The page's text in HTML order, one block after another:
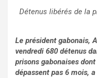
Détenus libérés de la
Le président gabonais,
vendredi 680 détenus
prisons gabonaises
dépassent pas 6 mois,